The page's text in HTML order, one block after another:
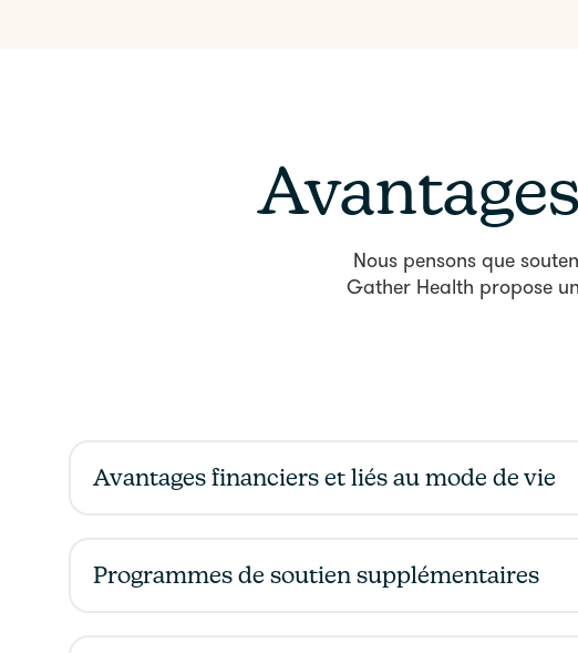
Nous pensons que
Gather Health propose
Avantages financiers et liés au mode de vie
Généreuse allocation pour la formation médicale continue
Programmes de soutien supplémentaires